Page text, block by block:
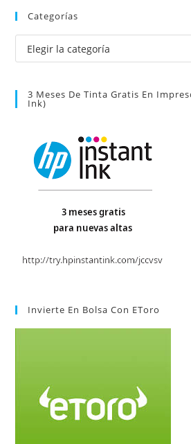
Categorías
Categorías
3 Meses De Tinta Gratis En
Ink)
Invierte En Bolsa Con EToro